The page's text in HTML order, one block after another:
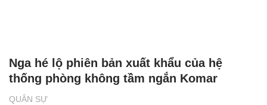
QUÂN SỰ
Nga hé lộ phiên bản xuất khẩu của hệ
thống phòng không tầm ngắn Komar